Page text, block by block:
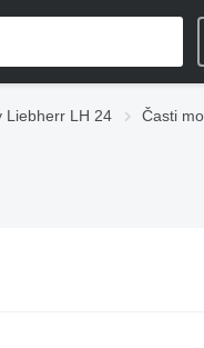
Liebherr LH 24 Časti